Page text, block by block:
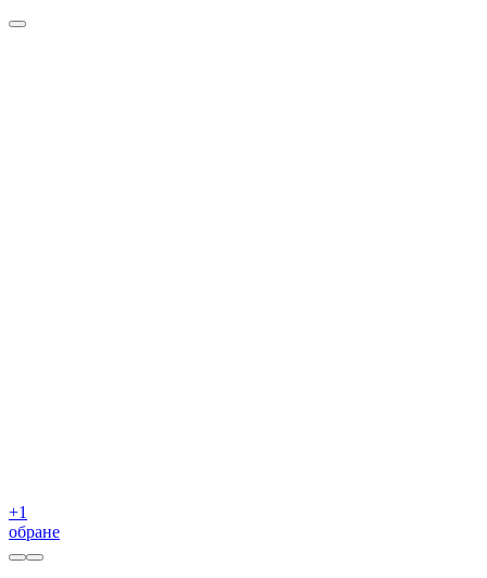
+1
обране